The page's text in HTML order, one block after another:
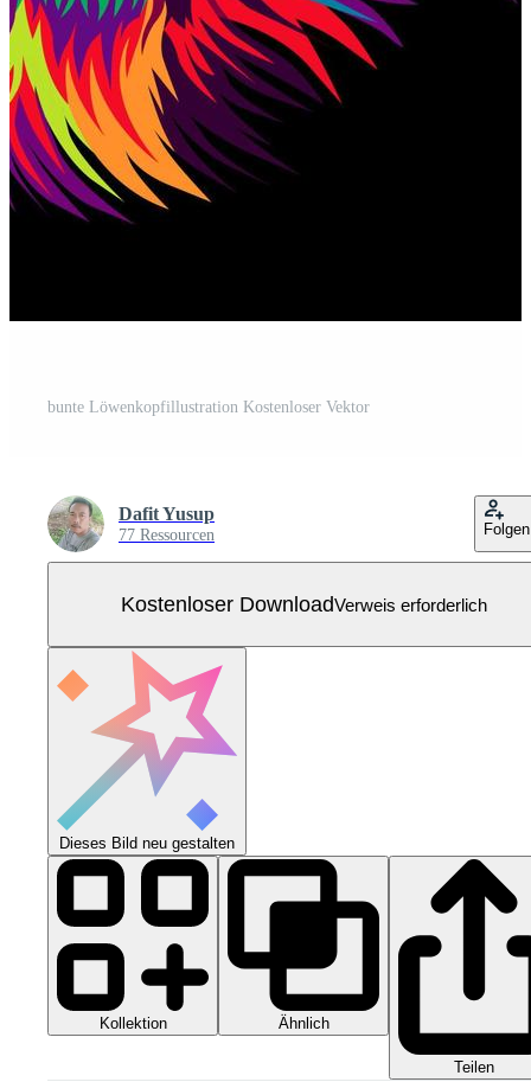
bunte Löwenkopfillustration Kostenloser Vektor
Dafit Yusup
77 Ressourcen Folgen
Kostenloser DownloadVerweis erforderlich
Dieses Bild neu gestalten
Kollektion Ähnlich
Teilen